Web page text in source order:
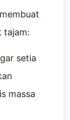
tajam:
setia
massa